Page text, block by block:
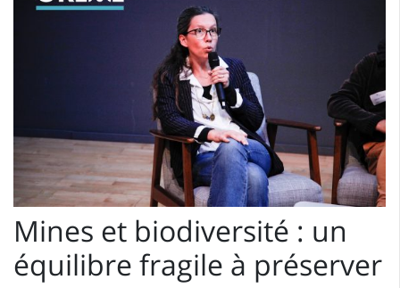
Mines et biodiversité : un
équilibre fragile à préserver